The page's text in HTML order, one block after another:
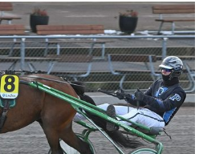
LOPP 5-Intervju-2023-02-
10
LOPP 6-Intervju-2023-02-
10